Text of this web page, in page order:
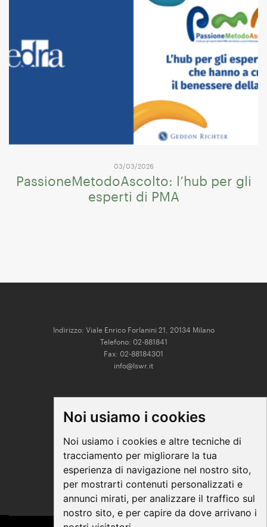
Noi usiamo i cookies
Noi usiamo i cookies e altre tecniche di
tracciamento per migliorare la tua
esperienza di navigazione nel nostro sito,
per mostrarti contenuti personalizzati e
annunci mirati, per analizzare il traffico sul
nostro sito, e per capire da dove arrivano i
03/03/2026
PassioneMetodoAscolto: l’hub per gli
esperti di PMA
Indirizzo: Viale Enrico Forlanini 21, 20134 Milano
Telefono: 02-881841
Fax: 02-88184301
info@lswr.it
Facebook
Youtube